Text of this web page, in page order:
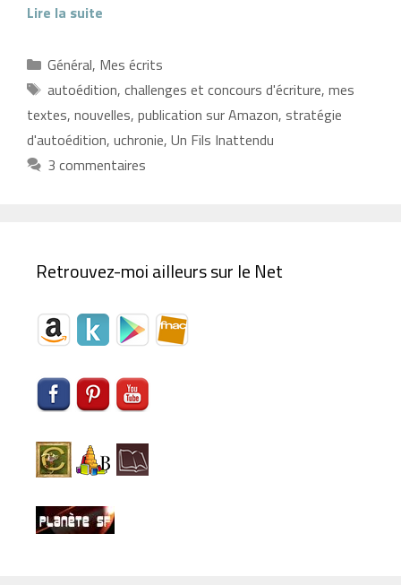
Lire la suite
Catégories
Général, Mes écrits
Étiquettes
autoédition, challenges et concours d'écriture, mes
textes, nouvelles, publication sur Amazon, stratégie
d'autoédition, uchronie, Un Fils Inattendu
3 commentaires
Retrouvez-moi ailleurs sur le Net